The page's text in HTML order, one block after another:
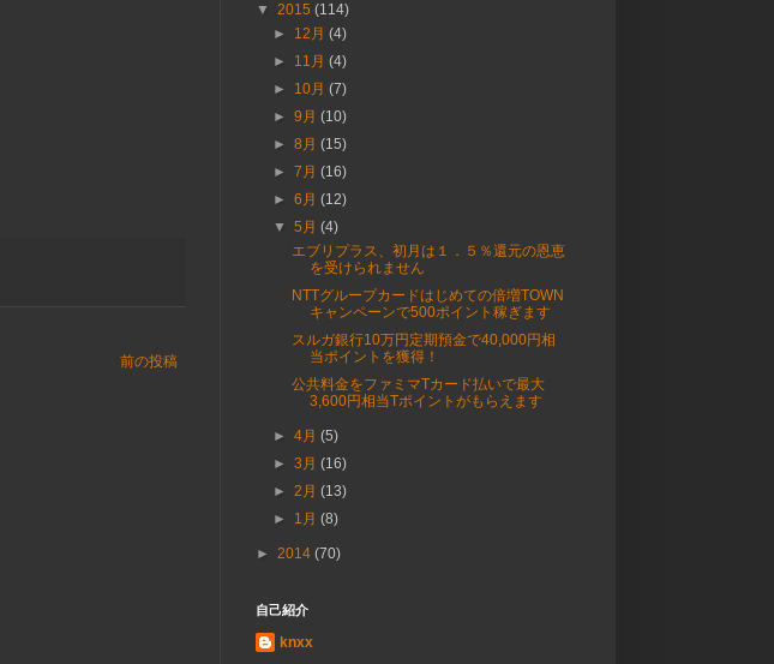
前の投稿
▼ 2015 (114)
► 12月(4)
► 11月(4)
► 10月(7)
►9月(10)
►8月(15)
►7月(16)
►6月(12)
▼5月(4)
エブリプラス、初月は１．５％還元の恩恵
を受けられません
NTTグループカードはじめての倍増TOWN
キャンペーンで500ポイント稼ぎます
スルガ銀行10万円定期預金で40,000円相
当ポイントを獲得！
公共料金をファミマTカード払いで最大
3,600円相当Tポイントがもらえます
►4月(5)
►3月(16)
►2月(13)
► 1月(8)
► 2014 (70)
自己紹介
knxx